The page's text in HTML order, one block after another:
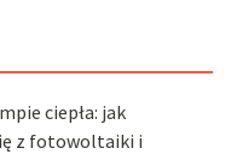
ciepła: jak
z fotowoltaiki i